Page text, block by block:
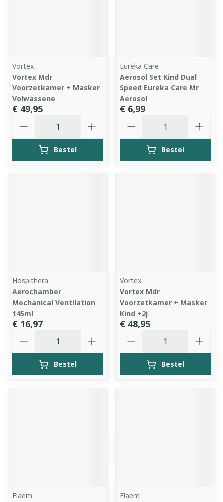
Vortex
Vortex Mdr
Voorzetkamer + Masker
Volwassene
€ 49,95
Bestel
Eureka Care
Aerosol Set Kind Dual
Speed Eureka Care Mr
Aerosol
€ 6,99
Bestel
Hospithera
Aerochamber
Mechanical Ventilation
145ml
€ 16,97
Bestel
Vortex
Vortex Mdr
Voorzetkamer + Masker
Kind +2j
€ 48,95
Bestel
Flaem
Flaem